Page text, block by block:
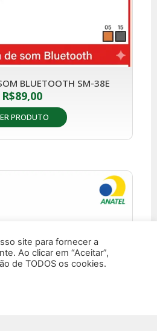
BLUETOOTH SM-38E
R$89,00
PRODUTO
site para fornecer a
Ao clicar em “Aceitar”,
de TODOS os cookies.